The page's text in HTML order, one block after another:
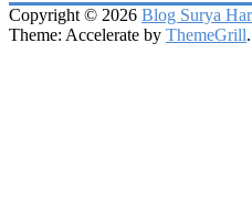
Copyright © 2026 Blog Surya
Theme: Accelerate by ThemeGrill.